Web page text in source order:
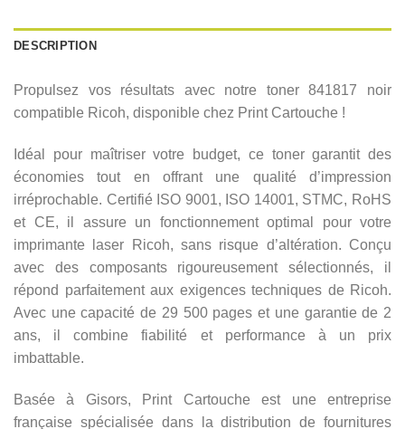
DESCRIPTION
Propulsez vos résultats avec notre toner 841817 noir
compatible Ricoh, disponible chez Print Cartouche !
Idéal pour maîtriser votre budget, ce toner garantit des
économies tout en offrant une qualité d’impression
irréprochable. Certifié ISO 9001, ISO 14001, STMC, RoHS
et CE, il assure un fonctionnement optimal pour votre
imprimante laser Ricoh, sans risque d’altération. Conçu
avec des composants rigoureusement sélectionnés, il
répond parfaitement aux exigences techniques de Ricoh.
Avec une capacité de 29 500 pages et une garantie de 2
ans, il combine fiabilité et performance à un prix
imbattable.
Basée à Gisors, Print Cartouche est une entreprise
française spécialisée dans la distribution de fournitures